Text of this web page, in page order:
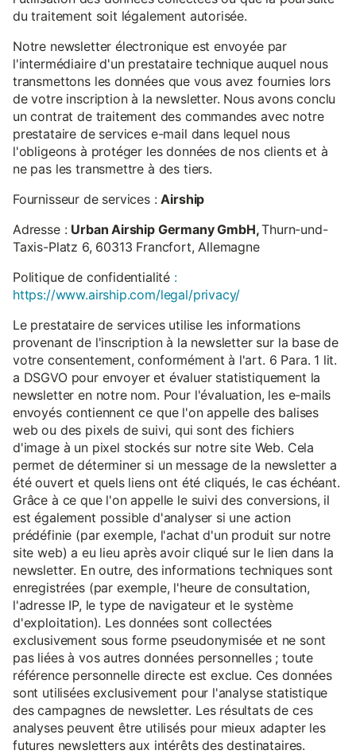
du traitement soit légalement autorisée.
Notre newsletter électronique est envoyée par
l'intermédiaire d'un prestataire technique auquel nous
transmettons les données que vous avez fournies lors
de votre inscription à la newsletter. Nous avons conclu
un contrat de traitement des commandes avec notre
prestataire de services e-mail dans lequel nous
l'obligeons à protéger les données de nos clients et à
ne pas les transmettre à des tiers.
Fournisseur de services :Airship
Adresse : Urban Airship Germany GmbH,Thurn-und-
Taxis-Platz 6, 60313 Francfort, Allemagne
Politique de confidentialité :
https://www.airship.com/legal/privacy/
Le prestataire de services utilise les informations
provenant de l'inscription à la newsletter sur la base de
votre consentement, conformément à l'art. 6 Para. 1 lit.
a DSGVO pour envoyer et évaluer statistiquement la
newsletter en notre nom. Pour l'évaluation, les e-mails
envoyés contiennent ce que l'on appelle des balises
web ou des pixels de suivi, qui sont des fichiers
d'image à un pixel stockés sur notre site Web. Cela
permet de déterminer si un message de la newsletter a
été ouvert et quels liens ont été cliqués, le cas échéant.
Grâce à ce que l'on appelle le suivi des conversions, il
est également possible d'analyser si une action
prédéfinie (par exemple, l'achat d'un produit sur notre
site web) a eu lieu après avoir cliqué sur le lien dans la
newsletter. En outre, des informations techniques sont
enregistrées (par exemple, l'heure de consultation,
l'adresse IP, le type de navigateur et le système
d'exploitation). Les données sont collectées
exclusivement sous forme pseudonymisée et ne sont
pas liées à vos autres données personnelles ; toute
référence personnelle directe est exclue. Ces données
sont utilisées exclusivement pour l'analyse statistique
des campagnes de newsletter. Les résultats de ces
analyses peuvent être utilisés pour mieux adapter les
futures newsletters aux intérêts des destinataires.